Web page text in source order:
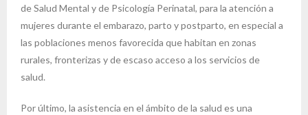
de Salud Mental y de Psicología Perinatal, para la atención a
mujeres durante el embarazo, parto y postparto, en especial a
las poblaciones menos favorecida que habitan en zonas
rurales, fronterizas y de escaso acceso a los servicios de
salud.
Por último, la asistencia en el ámbito de la salud es una